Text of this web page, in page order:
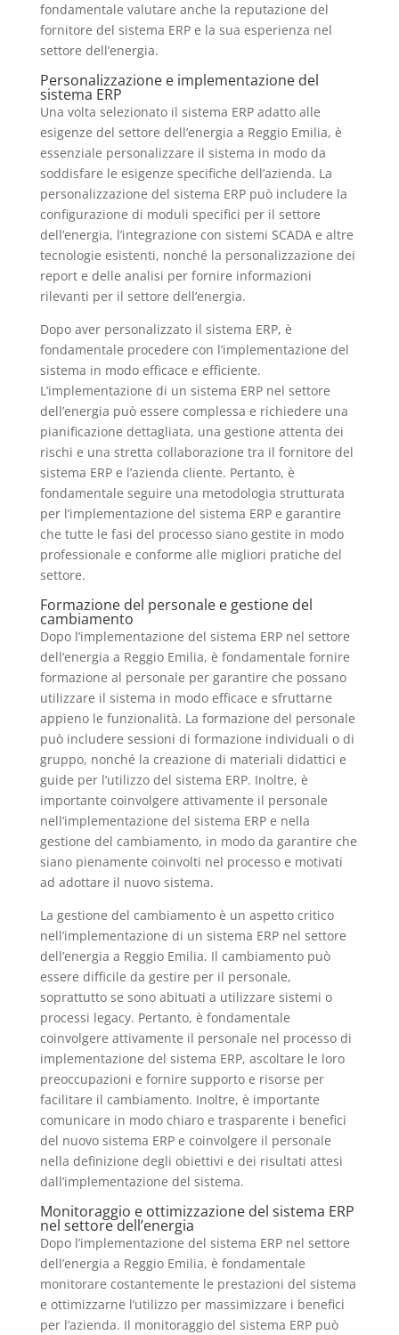
fondamentale valutare anche la reputazione del
fornitore del sistema ERP e la sua esperienza nel
settore dell’energia.
Personalizzazione e implementazione del
sistema ERP
Una volta selezionato il sistema ERP adatto alle
esigenze del settore dell’energia a Reggio Emilia, è
essenziale personalizzare il sistema in modo da
soddisfare le esigenze specifiche dell’azienda. La
personalizzazione del sistema ERP può includere la
configurazione di moduli specifici per il settore
dell’energia, l’integrazione con sistemi SCADA e altre
tecnologie esistenti, nonché la personalizzazione dei
report e delle analisi per fornire informazioni
rilevanti per il settore dell’energia.
Dopo aver personalizzato il sistema ERP, è
fondamentale procedere con l’implementazione del
sistema in modo efficace e efficiente.
L’implementazione di un sistema ERP nel settore
dell’energia può essere complessa e richiedere una
pianificazione dettagliata, una gestione attenta dei
rischi e una stretta collaborazione tra il fornitore del
sistema ERP e l’azienda cliente. Pertanto, è
fondamentale seguire una metodologia strutturata
per l’implementazione del sistema ERP e garantire
che tutte le fasi del processo siano gestite in modo
professionale e conforme alle migliori pratiche del
settore.
Formazione del personale e gestione del
cambiamento
Dopo l’implementazione del sistema ERP nel settore
dell’energia a Reggio Emilia, è fondamentale fornire
formazione al personale per garantire che possano
utilizzare il sistema in modo efficace e sfruttarne
appieno le funzionalità. La formazione del personale
può includere sessioni di formazione individuali o di
gruppo, nonché la creazione di materiali didattici e
guide per l’utilizzo del sistema ERP. Inoltre, è
importante coinvolgere attivamente il personale
nell’implementazione del sistema ERP e nella
gestione del cambiamento, in modo da garantire che
siano pienamente coinvolti nel processo e motivati
ad adottare il nuovo sistema.
La gestione del cambiamento è un aspetto critico
nell’implementazione di un sistema ERP nel settore
dell’energia a Reggio Emilia. Il cambiamento può
essere difficile da gestire per il personale,
soprattutto se sono abituati a utilizzare sistemi o
processi legacy. Pertanto, è fondamentale
coinvolgere attivamente il personale nel processo di
implementazione del sistema ERP, ascoltare le loro
preoccupazioni e fornire supporto e risorse per
facilitare il cambiamento. Inoltre, è importante
comunicare in modo chiaro e trasparente i benefici
del nuovo sistema ERP e coinvolgere il personale
nella definizione degli obiettivi e dei risultati attesi
dall’implementazione del sistema.
Monitoraggio e ottimizzazione del sistema ERP
nel settore dell’energia
Dopo l’implementazione del sistema ERP nel settore
dell’energia a Reggio Emilia, è fondamentale
monitorare costantemente le prestazioni del sistema
e ottimizzarne l’utilizzo per massimizzare i benefici
per l’azienda. Il monitoraggio del sistema ERP può